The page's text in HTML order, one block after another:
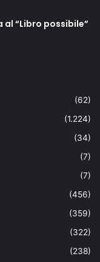
“Libro possibile”
(62)
(1.224)
(34)
(7)
(7)
(456)
(359)
(322)
(238)